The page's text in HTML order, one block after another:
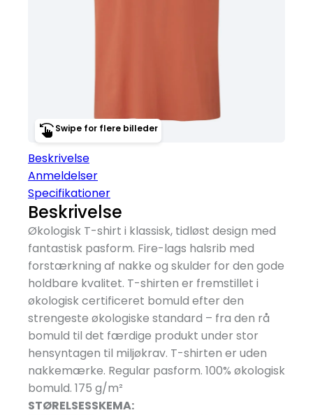
Swipe for flere billeder
Beskrivelse
Anmeldelser
Specifikationer
Beskrivelse
Økologisk T-shirt i klassisk, tidløst design med
fantastisk pasform. Fire-lags halsrib med
forstærkning af nakke og skulder for den gode
holdbare kvalitet. T-shirten er fremstillet i
økologisk certificeret bomuld efter den
strengeste økologiske standard – fra den rå
bomuld til det færdige produkt under stor
hensyntagen til miljøkrav. T-shirten er uden
nakkemærke. Regular pasform. 100% økologisk
bomuld. 175 g/m²
STØRELSESSKEMA: